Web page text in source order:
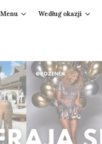
Menu Według okazji